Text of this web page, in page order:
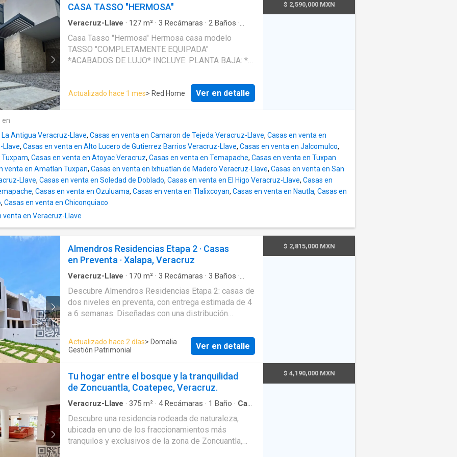
CASA TASSO "HERMOSA"
Veracruz-Llave · 127 m² · 3 Recámaras · 2 Baños ·
integral·Cuarto de Limpieza·Cuarto de servicio·
Electricidad·Estacionamiento ·Recámara con closet
Casa Tasso "Hermosa" Hermosa casa modelo
TASSO "COMPLETAMENTE EQUIPADA"
*ACABADOS DE LUJO* INCLUYE: PLANTA BAJA: *
PRINCIPAL CON VESTIDOR Y BAÑO COMPLETO. *
CALENTADOR * CISTERNA DE 3,000 Lts * TINACO
DE 1,100 Lts * TANQUE ESTACIONARIO *
CANCELES DE BAÑO (Cristal templado) * MUEBLES
DE BAÑO * BARANDAL DE CRISTAL TEMPLADO *
ILUMINACIÓN LED UNA EXCELENTE OPCIÓN EN
UBICACIÓN, CALIDAD, DISEÑO Y OPORTUNIDAD.
Actualizado hace 1 mes> Red Home Ver en detalle
$ 2,590,000 MXN
en
Antigua Veracruz-Llave, Casas en venta en Camaron de Tejeda Veracruz-Llave, Casas en venta en
Llave, Casas en venta en Alto Lucero de Gutierrez Barrios Veracruz-Llave, Casas en venta en Jalcomulco,
Tuxpam, Casas en venta en Atoyac Veracruz, Casas en venta en Temapache, Casas en venta en Tuxpan
venta en Amatlan Tuxpan, Casas en venta en Ixhuatlan de Madero Veracruz-Llave, Casas en venta en San
Llave, Casas en venta en Soledad de Doblado, Casas en venta en El Higo Veracruz-Llave, Casas en
, Casas en venta en Ozuluama, Casas en venta en Tlalixcoyan, Casas en venta en Nautla, Casas en
, Casas en venta en Chiconquiaco
venta en Veracruz-Llave
Almendros Residencias Etapa 2 · Casas
en Preventa · Xalapa, Veracruz
Veracruz-Llave · 170 m² · 3 Recámaras · 3 Baños ·
Electricidad·Estacionamiento·Internet·Jardín·
Recámara con closet·Seguridad·Televisión por cable·
Terraza·Vista panorámica·Zonas verdes
Descubre Almendros Residencias Etapa 2: casas de
dos niveles en preventa, con entrega estimada de 4
a 6 semanas. Diseñadas con una distribución
comedor, cocina integral, recámara con baño, jardín
privado y cochera para 2 autos— con una planta alta
privada de 3 recámaras, 3.5 baños y terraza
Con 170 m² de construcción sobre 160 m² de
terreno (8 × 20 m), cada casa incluye cocina integral,
vestidor con muebles en recámara principal, cisterna
5,000 L, gas estacionario 180 L y ductos para A/C.
Todo lo necesario para estrenar sin gasto adicional.
Ubicadas en Fracc. Residencial Los Almendros,
Xalapa, a minutos del centro y de Plaza Las
Actualizado hace 2 días> Domalia
Gestión Patrimonial
Ver en detalle
$ 2,815,000 MXN
Tu hogar entre el bosque y la tranquilidad
de Zoncuantla, Coatepec, Veracruz.
Veracruz-Llave · 375 m² · 4Recámaras · 1 Baño · Casa
Descubre una residencia rodeada de naturaleza,
ubicada en uno de los fraccionamientos más
tranquilos y exclusivos de la zona de Zoncuantla,
$ 4,190,000 MXN